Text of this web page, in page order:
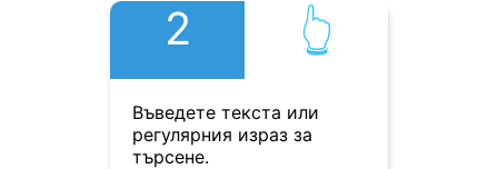
2 👆︎
Въведете текста или
регулярния израз за
търсене.